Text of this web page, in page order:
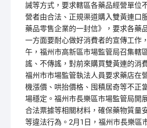
誡等方式，要求轄區各藥品經營單位
營者由合法、正規渠道購入雙黃連口
藥品零售企業的一封信》，要求各藥
一方面要耐心做好消費者的宣傳工作
午，福州市高新區市場監管局召集轄
謠、不傳謠，對前來購買雙黃連的
福州市市場監管執法人員要求藥店在
機漲價、哄抬價格、囤積居奇等不正
場穩定。福州市長樂區市場監管局開
合法票據等相關材料，確保藥物質量
等違法行為。2月1日，福州市長樂區